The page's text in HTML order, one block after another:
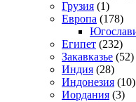
Грузия (1)
Европа (178)
Египет (232)
Закавказье (52)
Индия (28)
Индонезия (10)
Иордания (3)